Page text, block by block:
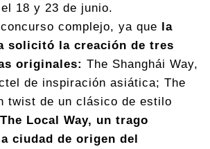
18 y 23 de junio.
complejo, ya que la
solicitó la creación de tres
originales: The Shanghái Way,
de inspiración asiática; The
twist de un clásico de estilo
The Local Way, un trago
ciudad de origen del